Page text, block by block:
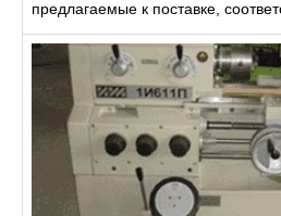
предлагаемые к поставке,
2002. Сотрудничаем с
иностранными производителями